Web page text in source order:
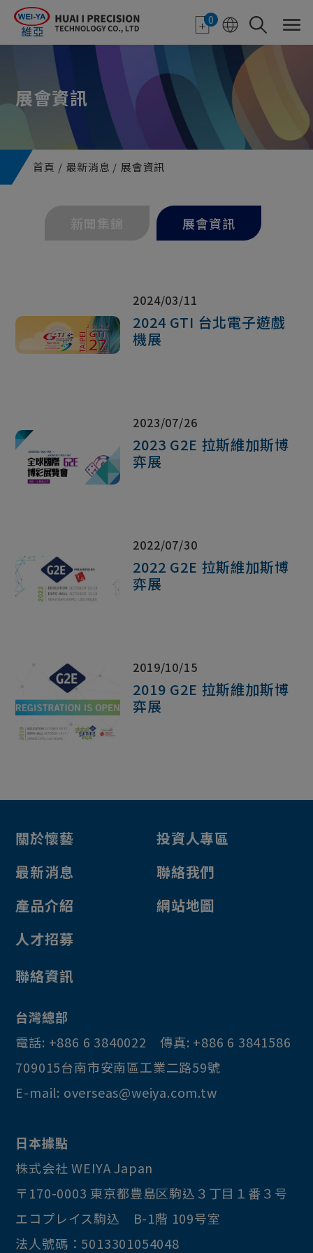
0
展會資訊
首頁 最新消息 展會資訊
新聞集錦 展會資訊
2024/03/11
2024 GTI 台北電子遊戲
機展
2023/07/26
2023 G2E 拉斯維加斯博
弈展
2022/07/30
2022 G2E 拉斯維加斯博
弈展
2019/10/15
2019 G2E 拉斯維加斯博
弈展
關於懷藝
最新消息
產品介紹
人才招募
投資人專區
聯絡我們
網站地圖
聯絡資訊
台灣總部
電話: +886 6 3840022 傳真: +886 6 3841586
709015台南市安南區工業二路59號
E-mail: overseas@weiya.com.tw
日本據點
株式会社 WEIYA Japan
〒170-0003 東京都豊島区駒込３丁目１番３号
エコプレイス駒込 B-1階 109号室
法人號碼：5013301054048
Cookie管理面板